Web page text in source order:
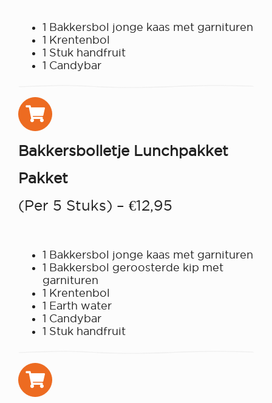
1 Bakkersbol jonge kaas met garnituren
1 Krentenbol
1 Stuk handfruit
1 Candybar
Bakkersbolletje Lunchpakket
Pakket
(per 5 Stuks) – €12,95
1 Bakkersbol jonge kaas met garnituren
1 Bakkersbol geroosterde kip met
garnituren
1 Krentenbol
1 Earth water
1 Candybar
1 Stuk handfruit